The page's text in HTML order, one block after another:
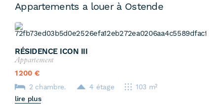
Appartements a louer à Ostende
RÉSIDENCE ICON III
Appartement
1 200 €
2 chambre. 4 étage
103 m²
lire plus